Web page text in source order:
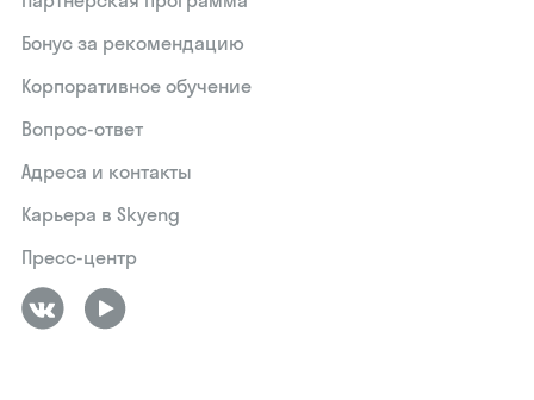
Бонус за рекомендацию
Корпоративное обучение
Вопрос-ответ
Адреса и контакты
Карьера в Skyeng
Пресс-центр